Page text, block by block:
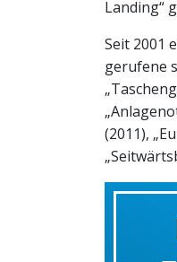
Landing“
Seit 2001
gerufene
(2011),